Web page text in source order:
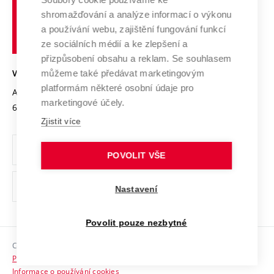
Výzkumné infrastruktury
Transfer znalostí
Open Science
Projekty
Projekty ze strukturálních fondů
Specifický výzkum
Mezinárodní dohody
Univerzitní sítě
Udržitelná univerzita
Podnikavá univerzita / ContriBUTe
Bezpečná univerzita
Vyznamenání
Organizační struktura
Ochrana osobních údajů
odkaz)
Sociální bezpečí
HR Award
učení
technické
Brně
VYSOKÉ UČENÍ TECHNICKÉ V BRNĚ
Antonínská 548/1
602 00 Brno
www.vut.cz
vut@vutbr.cz
Copyright © 2026 VUT
Prohlášení o přístupnosti
Informace o používání cookies
shromažďování a analýze informací o výkonu
a používání webu, zajištění fungování funkcí
ze sociálních médií a ke zlepšení a
přizpůsobení obsahu a reklam. Se souhlasem
můžeme také předávat marketingovým
platformám některé osobní údaje pro
marketingové účely.
Zjistit více
POVOLIT VŠE
Nastavení
Povolit pouze nezbytné